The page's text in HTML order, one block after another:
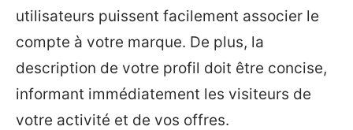
utilisateurs puissent facilement associer le
compte à votre marque. De plus, la
description de votre profil doit être concise,
informant immédiatement les visiteurs de
votre activité et de vos offres.